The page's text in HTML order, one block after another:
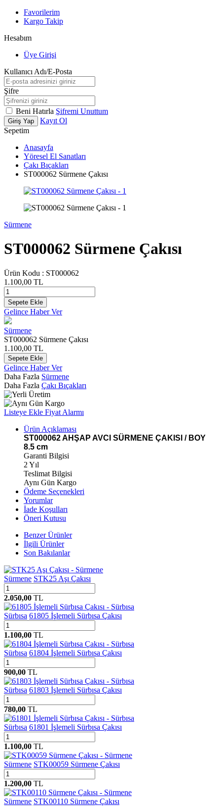
Favorilerim
Kargo Takip
Hesabım
Üye Girişi
Kullanıcı Adı/E-Posta
Şifre
Beni Hatırla Şifremi Unuttum
Giriş Yap
Kayıt Ol
Sepetim
Anasayfa
Yöresel El Sanatları
Çakı Bıçakları
ST000062 Sürmene Çakısı
Sürmene
ST000062 Sürmene Çakısı
Ürün Kodu : ST000062
1.100,00 TL
Sepete Ekle
Gelince Haber Ver
Sürmene
ST000062 Sürmene Çakısı
1.100,00 TL
Sepete Ekle
Gelince Haber Ver
Daha Fazla Sürmene
Daha Fazla Çakı Bıçakları
Listeye Ekle Fiyat Alarmı
Ürün Açıklaması
ST000062 AHŞAP AVCI SÜRMENE ÇAKISI / BOY
8.5 cm
Garanti Bilgisi
2 Yıl
Teslimat Bilgisi
Aynı Gün Kargo
Ödeme Seçenekleri
Yorumlar
İade Koşulları
Öneri Kutusu
Benzer Ürünler
İlgili Ürünler
Son Bakılanlar
Sürmene STK25 Aşı Çakısı
2.050,00 TL
Sürbısa 61805 İşlemeli Sürbısa Çakısı
1.100,00 TL
Sürbısa 61804 İşlemeli Sürbısa Çakısı
900,00 TL
Sürbısa 61803 İşlemeli Sürbısa Çakısı
780,00 TL
Sürbısa 61801 İşlemeli Sürbısa Çakısı
1.100,00 TL
Sürmene STK00059 Sürmene Çakısı
1.200,00 TL
Sürmene STK00110 Sürmene Çakısı